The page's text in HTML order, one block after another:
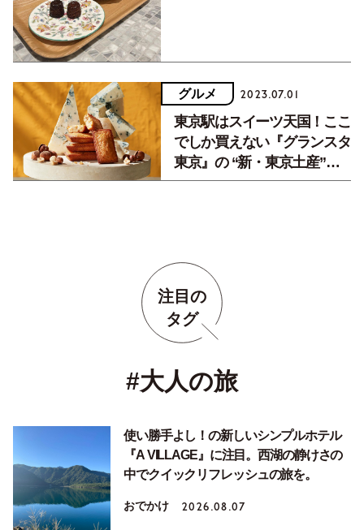
グルメ 2023.07.01
東京駅はスイーツ天国！ここ
でしか買えない『グランスタ
東京』の “新・東京土産”を
チェックしよう
注目の
タグ
#大人の旅
使い勝手よし！の新しいシンプルホテル
『A VILLAGE』に注目。西湖の静けさの
中でクイックリフレッシュの旅を。
おでかけ 2026.08.07